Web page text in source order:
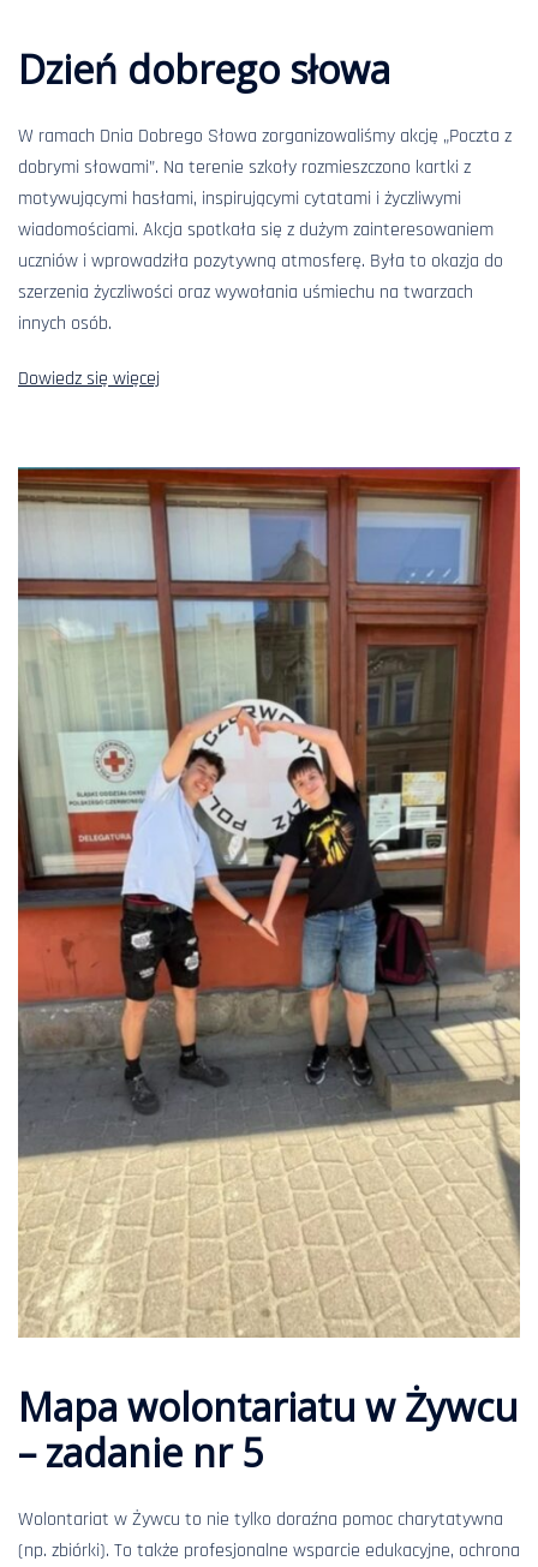
Dzień dobrego słowa
W ramach Dnia Dobrego Słowa zorganizowaliśmy akcję „Poczta z
dobrymi słowami”. Na terenie szkoły rozmieszczono kartki z
motywującymi hasłami, inspirującymi cytatami i życzliwymi
wiadomościami. Akcja spotkała się z dużym zainteresowaniem
uczniów i wprowadziła pozytywną atmosferę. Była to okazja do
szerzenia życzliwości oraz wywołania uśmiechu na twarzach
innych osób.
Dowiedz się więcej
Mapa wolontariatu w Żywcu
– zadanie nr 5
Wolontariat w Żywcu to nie tylko doraźna pomoc charytatywna
(np. zbiórki). To także profesjonalne wsparcie edukacyjne, ochrona